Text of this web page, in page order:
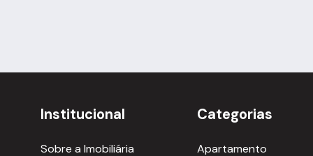
Institucional
Sobre a Imobiliária
Categorias
Apartamento